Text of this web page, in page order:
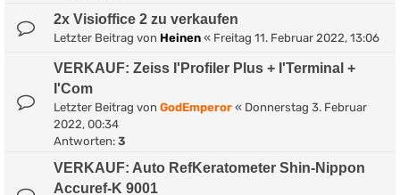
2x Visioffice 2 zu verkaufen
Letzter Beitrag von Heinen « Freitag 11. Februar 2022, 13:06
VERKAUF: Zeiss I'Profiler Plus + I'Terminal +
I'Com
Letzter Beitrag von GodEmperor « Donnerstag 3. Februar
2022, 00:34
Antworten: 3
VERKAUF: Auto RefKeratometer Shin-Nippon
Accuref-K 9001